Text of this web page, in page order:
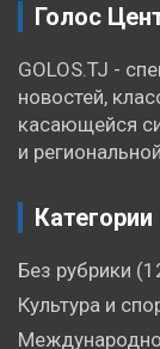
Голос
GOLOS.TJ -
новостей,
касающейся
и
Категории
Без рубрики
Культура и